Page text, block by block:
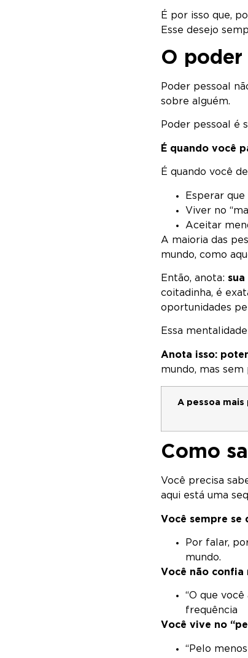
É por isso que,
Esse desejo
O poder
Poder pessoal
sobre alguém.
Poder pessoal é
É quando você
É quando você
Esperar
Viver no
Aceitar
A maioria das
mundo, como
Então, anota:
coitadinha, é
oportunidades
Essa
Anota isso:
mundo, mas
A pessoa
Como
Você precisa
aqui está uma
Você sempre se
Por falar,
mundo.
Você não confia
“O que
frequência
Você vive no
“Pelo